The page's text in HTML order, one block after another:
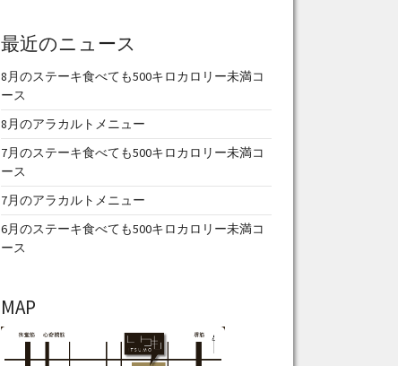
最近のニュース
8月のステーキ食べても500キロカロリー未満コ
ース
8月のアラカルトメニュー
7月のステーキ食べても500キロカロリー未満コ
ース
7月のアラカルトメニュー
6月のステーキ食べても500キロカロリー未満コ
ース
MAP